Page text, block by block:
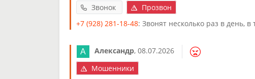
Звонок
Прозвон
+7 (928) 281-18-48: Звонят несколько раз в день,
Александр, 08.07.2026
Мошенники